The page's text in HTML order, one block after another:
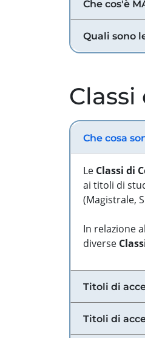
Che cos'è
Quali sono
Che cosa
Le Classi di
ai titoli di
(Magistrale,
In relazione
diverse
Titoli di
Titoli di